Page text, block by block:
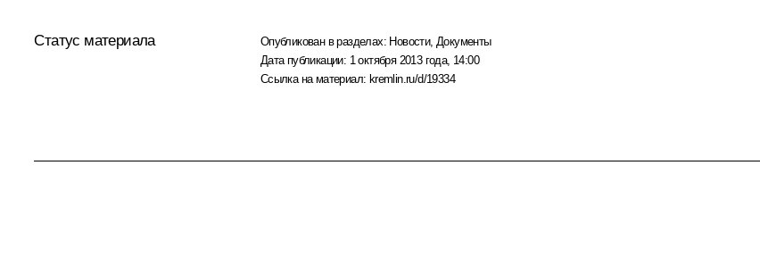
Статус материала Опубликован в разделах: Новости, Документы
Дата публикации: 1 октября 2013 года, 14:00
Ссылка на материал: kremlin.ru/d/19334